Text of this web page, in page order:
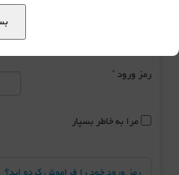
رمز ورود *
مرا به خاطر بسپار